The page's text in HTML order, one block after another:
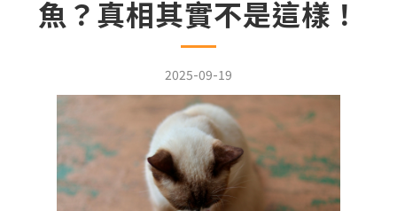
魚？真相其實不是這樣！
2025-09-19